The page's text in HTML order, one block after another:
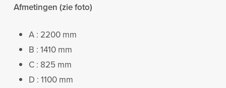
Afmetingen (zie foto)
A : 2200 mm
B : 1410 mm
C : 825 mm
D : 1100 mm